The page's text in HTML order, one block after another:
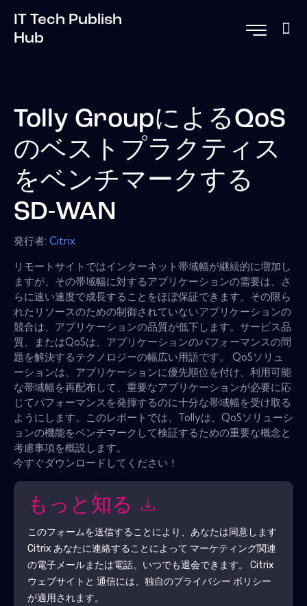
IT Tech Publish
Hub
Tolly GroupによるQoS
のベストプラクティス
をベンチマークする
SD-WAN
発行者: Citrix
リモートサイトではインターネット帯域幅が継続的に増加し
ますが、その帯域幅に対するアプリケーションの需要は、さ
らに速い速度で成長することをほぼ保証できます。その限ら
れたリソースのための制御されていないアプリケーションの
競合は、アプリケーションの品質が低下します。サービス品
質、またはQoSは、アプリケーションのパフォーマンスの問
題を解決するテクノロジーの幅広い用語です。 QoSソリュ
ーションは、アプリケーションに優先順位を付け、利用可能
な帯域幅を再配布して、重要なアプリケーションが必要に応
じてパフォーマンスを発揮するのに十分な帯域幅を受け取る
ようにします。このレポートでは、Tollyは、QoSソリューシ
ョンの機能をベンチマークして検証するための重要な概念と
考慮事項を概説します。
今すぐダウンロードしてください！
もっと知る
このフォームを送信することにより、あなたは同意します
Citrix あなたに連絡することによって マーケティング関連
の電子メールまたは電話。いつでも退会できます。 Citrix
ウェブサイトと 通信には、独自のプライバシー ポリシー
が適用されます。